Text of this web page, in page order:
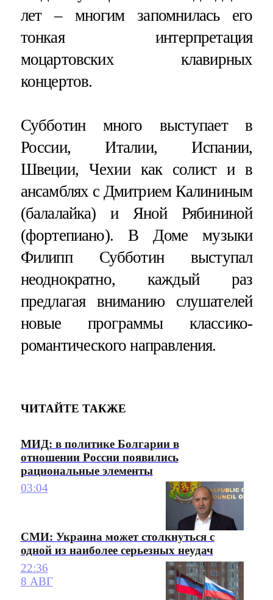
лет – многим запомнилась его
тонкая интерпретация
моцартовских клавирных
концертов.
Субботин много выступает в
России, Италии, Испании,
Швеции, Чехии как солист и в
ансамблях с Дмитрием Калининым
(балалайка) и Яной Рябининой
(фортепиано). В Доме музыки
Филипп Субботин выступал
неоднократно, каждый раз
предлагая вниманию слушателей
новые программы классико-
романтического направления.
ЧИТАЙТЕ ТАКЖЕ
МИД: в политике Болгарии в
отношении России появились
рациональные элементы
03:04
СМИ: Украина может столкнуться с
одной из наиболее серьезных неудач
22:36
8 АВГ